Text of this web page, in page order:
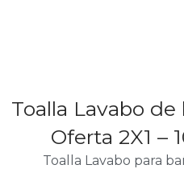
Toalla Lavabo de
Oferta 2X1 –
Toalla Lavabo para